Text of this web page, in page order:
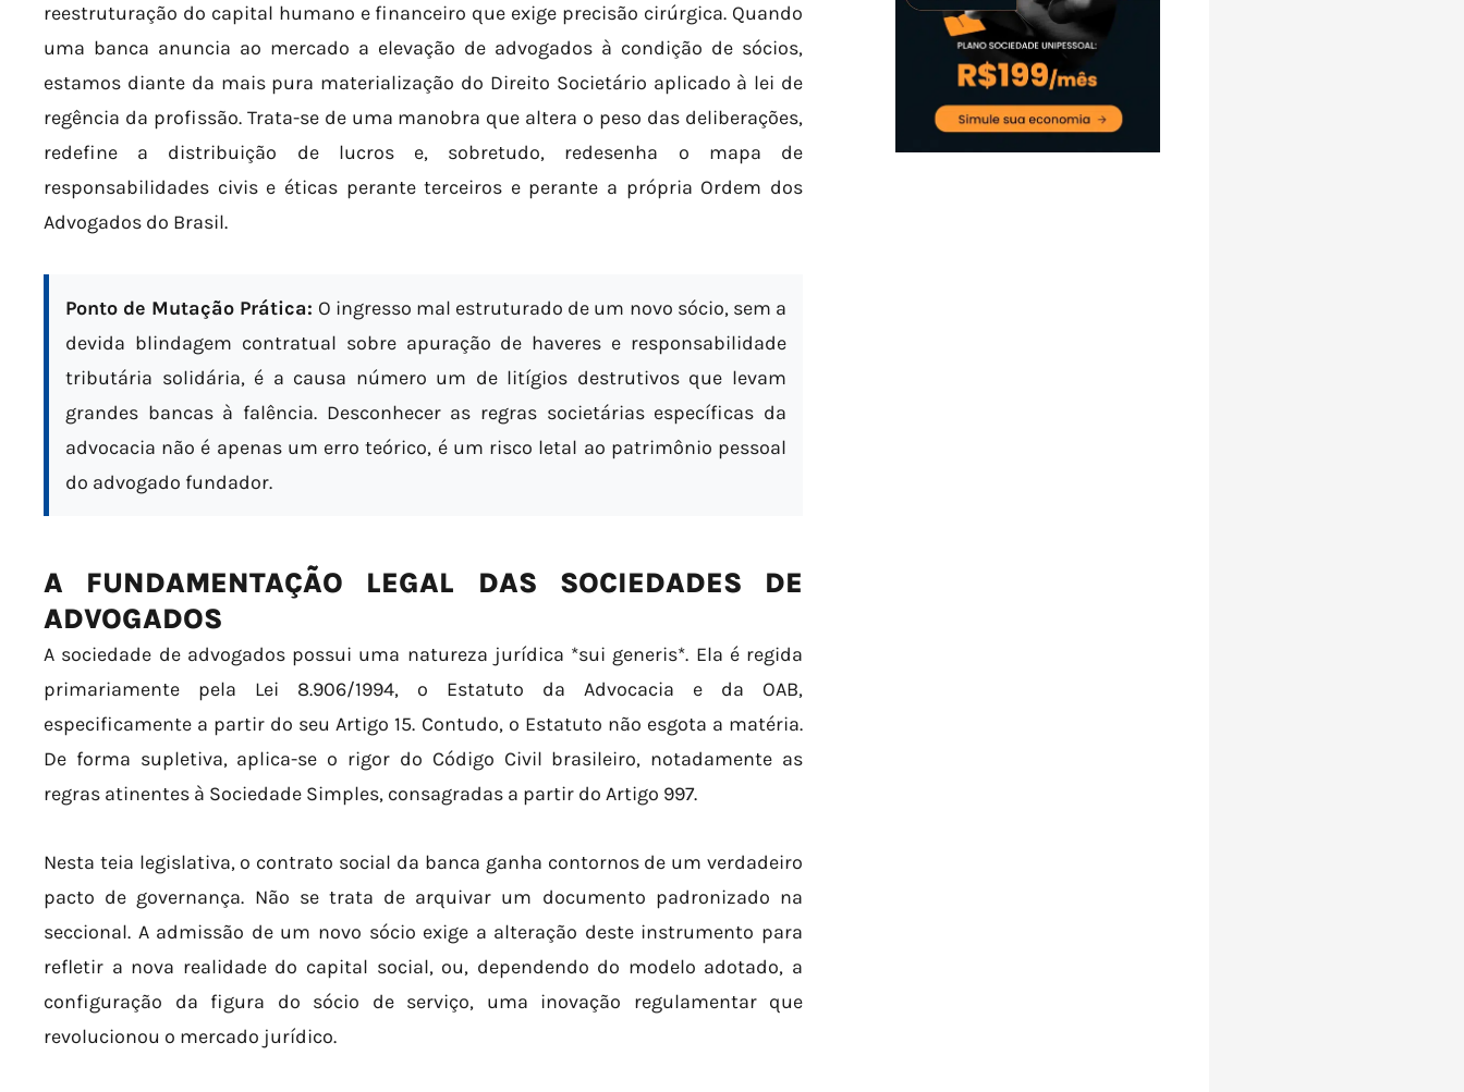
reestruturação do capital humano e financeiro que exige precisão cirúrgica. Quando
uma banca anuncia ao mercado a elevação de advogados à condição de sócios,
estamos diante da mais pura materialização do Direito Societário aplicado à lei de
regência da profissão. Trata-se de uma manobra que altera o peso das deliberações,
redefine a distribuição de lucros e, sobretudo, redesenha o mapa de
responsabilidades civis e éticas perante terceiros e perante a própria Ordem dos
Advogados do Brasil.
Ponto de Mutação Prática: O ingresso mal estruturado de um novo sócio, sem a
devida blindagem contratual sobre apuração de haveres e responsabilidade
tributária solidária, é a causa número um de litígios destrutivos que levam
grandes bancas à falência. Desconhecer as regras societárias específicas da
advocacia não é apenas um erro teórico, é um risco letal ao patrimônio pessoal
do advogado fundador.
A FUNDAMENTAÇÃO LEGAL DAS SOCIEDADES DE
ADVOGADOS
A sociedade de advogados possui uma natureza jurídica *sui generis*. Ela é regida
primariamente pela Lei 8.906/1994, o Estatuto da Advocacia e da OAB,
especificamente a partir do seu Artigo 15. Contudo, o Estatuto não esgota a matéria.
De forma supletiva, aplica-se o rigor do Código Civil brasileiro, notadamente as
regras atinentes à Sociedade Simples, consagradas a partir do Artigo 997.
Nesta teia legislativa, o contrato social da banca ganha contornos de um verdadeiro
pacto de governança. Não se trata de arquivar um documento padronizado na
seccional. A admissão de um novo sócio exige a alteração deste instrumento para
refletir a nova realidade do capital social, ou, dependendo do modelo adotado, a
configuração da figura do sócio de serviço, uma inovação regulamentar que
revolucionou o mercado jurídico.